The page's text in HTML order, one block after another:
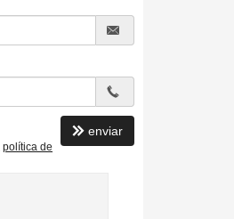
política de
enviar